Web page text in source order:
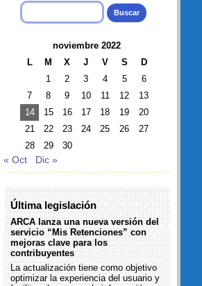
Buscar:
noviembre 2022
L
M X J V S
D
1
2 3 4 5
6
7
8 9 10 11 12
13
14
15 16 17 18 19
20
21
22 23 24 25 26
27
28
29 30
« Oct Dic »
Última legislación
ARCA lanza una nueva versión del
servicio “Mis Retenciones” con
mejoras clave para los
contribuyentes
La actualización tiene como objetivo
optimizar la experiencia del usuario y